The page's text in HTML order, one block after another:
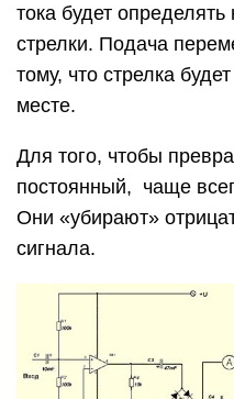
тока будет
стрелки. Подача
тому, что стрелка
месте.
Для того, чтобы
постоянный, чаще
Они «убирают»
сигнала.